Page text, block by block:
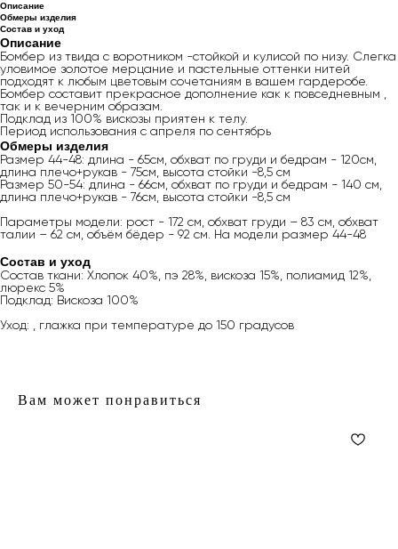
Описание
Обмеры изделия
Состав и уход
Описание
Бомбер из твида с воротником -стойкой и кулисой по низу. Слегка
уловимое золотое мерцание и пастельные оттенки нитей
подходят к любым цветовым сочетаниям в вашем гардеробе.
Бомбер составит прекрасное дополнение как к повседневным ,
так и к вечерним образам.
Подклад из 100% вискозы приятен к телу.
Период использования с апреля по сентябрь
Обмеры изделия
Размер 44-48: длина - 65см, обхват по груди и бедрам - 120см,
длина плечо+рукав - 75см, высота стойки -8,5 см
Размер 50-54: длина - 66см, обхват по груди и бедрам - 140 см,
длина плечо+рукав - 76см, высота стойки -8,5 см
Параметры модели: рост - 172 см, обхват груди – 83 см, обхват
талии – 62 см, объём бёдер - 92 см. На модели размер 44-48
Состав и уход
Состав ткани: Хлопок 40%, пэ 28%, вискоза 15%, полиамид 12%,
люрекс 5%
Подклад: Вискоза 100%
Уход: , глажка при температуре до 150 градусов
Вам может понравиться